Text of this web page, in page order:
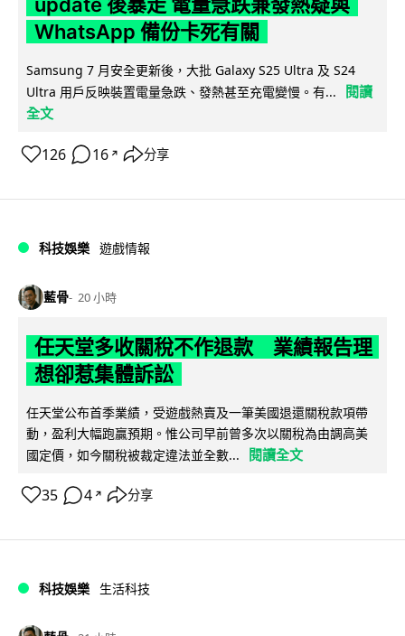
update 後暴走 電量急跌兼發熱疑與
WhatsApp 備份卡死有關
Samsung 7 月安全更新後，大批 Galaxy S25 Ultra 及 S24
Ultra 用戶反映裝置電量急跌、發熱甚至充電變慢。有...
閱讀
全文
126 16 ↗ 分享
科技娛樂 遊戲情報
藍骨 20 小時
任天堂多收關稅不作退款 業績報告理
想卻惹集體訴訟
任天堂公布首季業績，受遊戲熱賣及一筆美國退還關稅款項帶
動，盈利大幅跑贏預期。惟公司早前曾多次以關稅為由調高美
國定價，如今關稅被裁定違法並全數...
閱讀全文
35 4 ↗ 分享
科技娛樂 生活科技